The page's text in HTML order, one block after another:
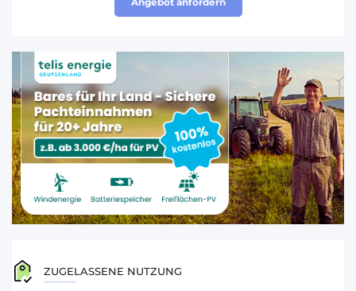
ZUGELASSENE NUTZUNG